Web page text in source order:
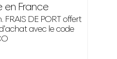
en France
DE PORT offert
avec le code